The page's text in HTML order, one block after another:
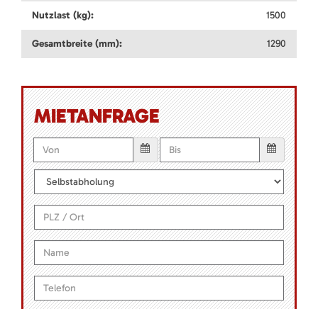
Nutzlast (kg): 1500
Gesamtbreite (mm): 1290
MIETANFRAGE